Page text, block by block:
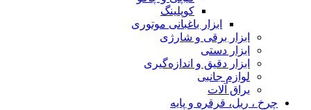
کوپلینگ
ابزار باغبانی موتوری
ابزار برقی و شارژی
ابزار دستی
ابزار دقیق و اندازه‌گیری
لوازم جانبی
یراق آلات
چرخ ، ریل، قرقره و پایه